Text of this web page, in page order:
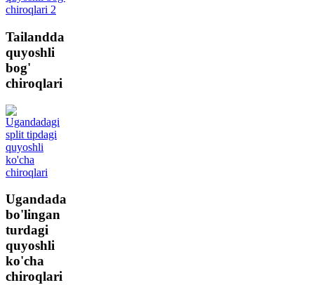
Tailandda
quyoshli
bog'
chiroqlari
Ugandada
bo'lingan
turdagi
quyoshli
ko'cha
chiroqlari